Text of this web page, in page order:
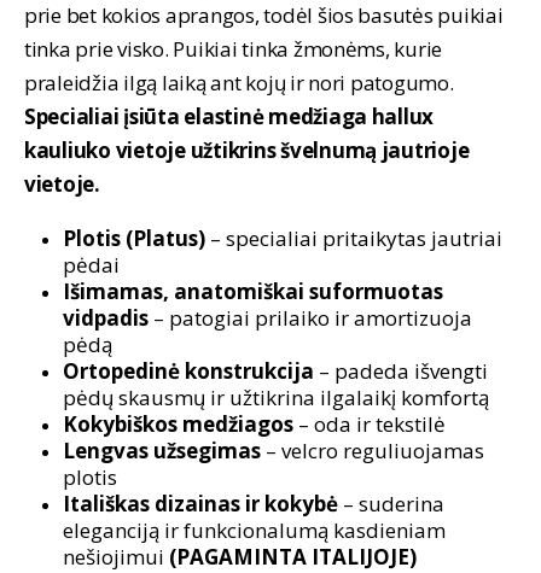
prie bet kokios aprangos, todėl šios basutės puikiai
tinka prie visko. Puikiai tinka žmonėms, kurie
praleidžia ilgą laiką ant kojų ir nori patogumo.
Specialiai įsiūta elastinė medžiaga hallux
kauliuko vietoje užtikrins švelnumą jautrioje
vietoje.
Plotis (Platus) – specialiai pritaikytas jautriai
pėdai
Išimamas, anatomiškai suformuotas
vidpadis – patogiai prilaiko ir amortizuoja
pėdą
Ortopedinė konstrukcija – padeda išvengti
pėdų skausmų ir užtikrina ilgalaikį komfortą
Kokybiškos medžiagos – oda ir tekstilė
Lengvas užsegimas – velcro reguliuojamas
plotis
Itališkas dizainas ir kokybė – suderina
eleganciją ir funkcionalumą kasdieniam
nešiojimui (PAGAMINTA ITALIJOJE)